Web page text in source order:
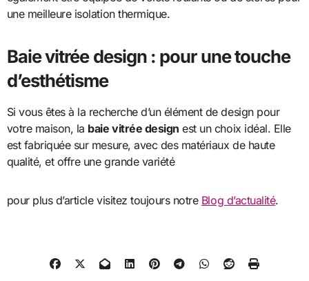
une meilleure isolation thermique.
Baie vitrée design : pour une touche
d’esthétisme
Si vous êtes à la recherche d’un élément de design pour
votre maison, la baie vitrée design est un choix idéal. Elle
est fabriquée sur mesure, avec des matériaux de haute
qualité, et offre une grande variété
pour plus d’article visitez toujours notre Blog d’actualité.